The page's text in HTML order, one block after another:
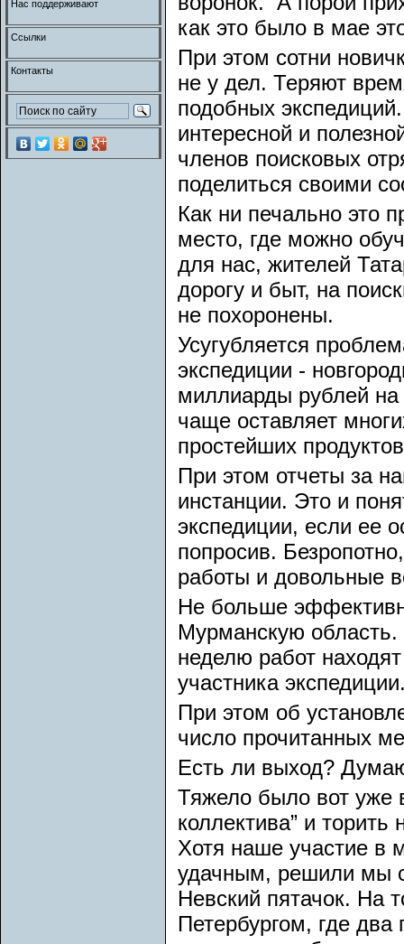
как это было в мае
При этом сотни
не у дел. Теряют
подобных
интересной и
членов поисковых
поделиться своими
Как ни печально это
место, где можно
для нас, жителей
дорогу и быт, на
не похоронены.
Усугубляется
экспедиции -
миллиарды рублей на
чаще оставляет
простейших
При этом отчеты за
инстанции. Это и
экспедиции, если ее
попросив.
работы и довольные
Не больше
Мурманскую область.
неделю работ
участника
При этом об
число прочитанных
Есть ли выход?
Тяжело было вот уже
коллектива” и
Хотя наше участие в
удачным, решили мы с
Невский пятачок. На
Петербургом, где
Нас поддерживают
Ссылки
Контакты